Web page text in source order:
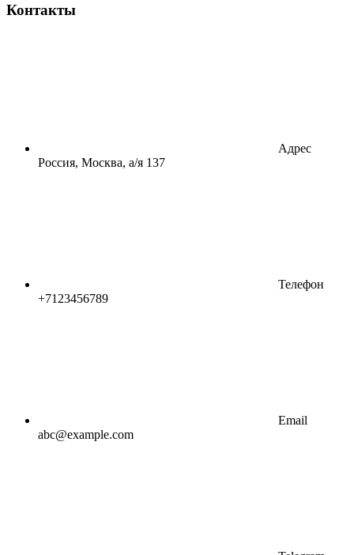
Контакты
Адрес
Россия, Москва, а/я 137
Телефон
+7123456789
Email
abc@example.com